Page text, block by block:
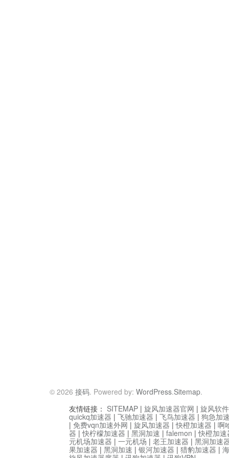
© 2026 接码. Powered by: WordPress.Sitemap.
友情链接： SITEMAP | 旋风加速器官网 | 旋风软
quickq加速器 | 飞驰加速器 | 飞鸟加速器 | 狗急加
| 免费vqn加速外网 | 旋风加速器 |快橙加速器 | 啊
器 |快柠檬加速器 | 黑洞加速 | falemon |快橙加速
元机场加速器 | 一元机场 | 老王加速器 | 黑洞加速
果加速器 | 黑洞加速 | 银河加速器 | 猎豹加速器 |